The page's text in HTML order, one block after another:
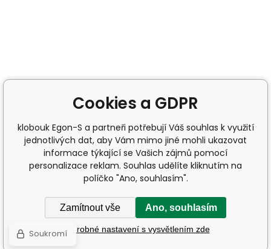
Cookies a GDPR
klobouk Egon-S a partneři potřebují Váš souhlas k využití
jednotlivých dat, aby Vám mimo jiné mohli ukazovat
informace týkající se Vašich zájmů pomocí
personalizace reklam. Souhlas udělíte kliknutím na
políčko "Ano, souhlasím".
Zamítnout vše Ano, souhlasím
Podrobné nastavení s vysvětlením zde
Soukromí